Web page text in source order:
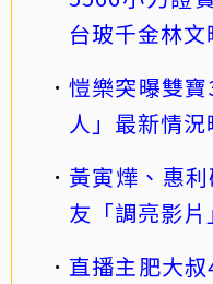
台玻千金林
愷樂突曝雙
人」最新情況
黃寅燁、惠
友「調亮影
直播主肥大